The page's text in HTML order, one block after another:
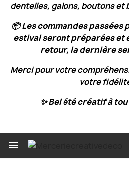
dentelles, galons, boutons et
📦Les commandes passées
estival seront préparées et
retour, la dernière
Merci pour votre
votre
✨Bel été créatif à
